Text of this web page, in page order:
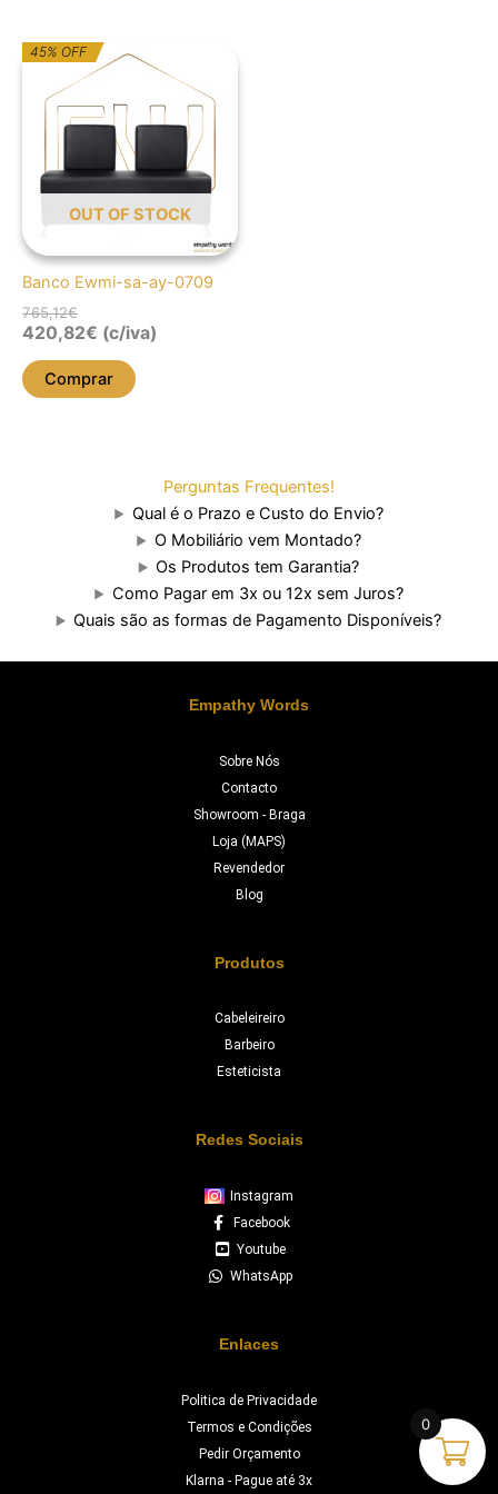
45% OFF
OUT OF STOCK
Banco Ewmi-sa-ay-0709
765,12€
O
preço
original
era:
765,12€.
O
preço
atual
é:
420,82€.
420,82€ (c/iva)
Comprar
Perguntas Frequentes!
Qual é o Prazo e Custo do Envio?
O Mobiliário vem Montado?
Os Produtos tem Garantia?
Como Pagar em 3x ou 12x sem Juros?
Quais são as formas de Pagamento Disponíveis?
Empathy Words
Sobre Nós
Contacto
Showroom - Braga
Loja (MAPS)
Revendedor
Blog
Produtos
Cabeleireiro
Barbeiro
Esteticista
Redes Sociais
Instagram
Facebook
Youtube
WhatsApp
Enlaces
Politica de Privacidade
Termos e Condições
Pedir Orçamento
Klarna - Pague até 3x
0